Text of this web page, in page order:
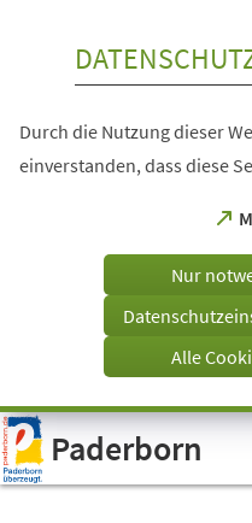
Visuelle
Assistenzsoftware
öffnen.
Durch die Nutzung dieser
einverstanden, dass diese
Tab)
Nur
Alle
Paderborn